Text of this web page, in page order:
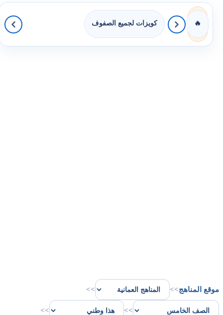
🔥 كويزات لجميع الصفوف
موقع المناهج>>
>>
>>
>>